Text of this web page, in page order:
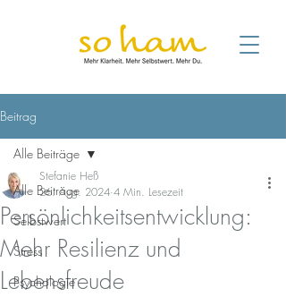
Beitrag
Alle Beiträge
Selbstwert
Stress
Psychologie
Alle Beiträge
Persönlichkeitsentwicklung:
Mehr Resilienz und
Lebensfreude
Stefanie Heß
26. Aug. 2024 4 Min. Lesezeit